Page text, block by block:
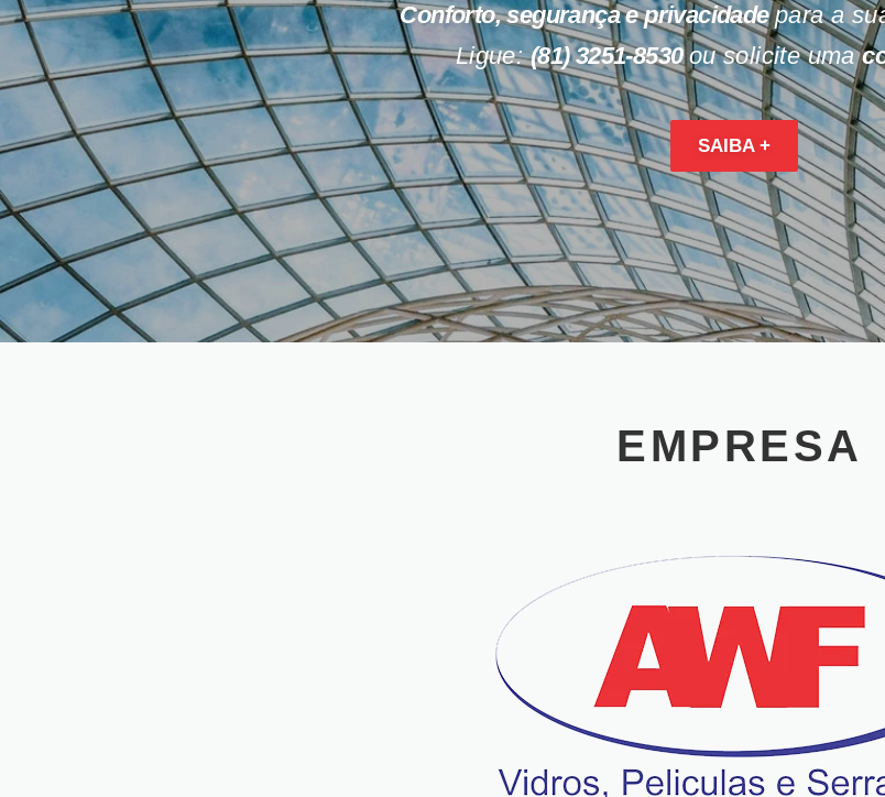
Conforto, segurança e privacidadepara a
Ligue:(81) 3251-8530ou solicite uma
SAIBA +
EMPRESA